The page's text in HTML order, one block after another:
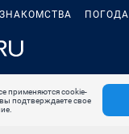
ЗНАКОМСТВА ПОГОДА
применяются cookie-
подтверждаете свое